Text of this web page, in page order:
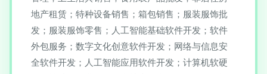
地产租赁；特种设备销售；箱包销售；服装服饰批
发；服装服饰零售；人工智能基础软件开发；软件
外包服务；数字文化创意软件开发；网络与信息安
全软件开发；人工智能应用软件开发；计算机软硬